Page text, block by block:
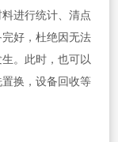
进行统计、清点
好，杜绝因无法
。此时，也可以
换，设备回收等